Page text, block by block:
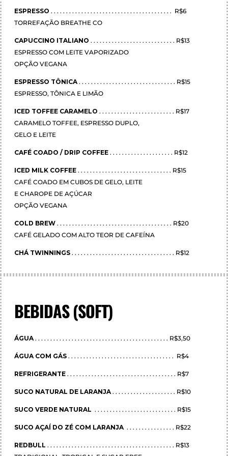
ESPRESSO . . . . . . . . . . . . . . . . . . . . . . . . . . . . . . . . . . . . . . . . R$6
TORREFAÇÃO BREATHE CO
CAPUCCINO ITALIANO . . . . . . . . . . . . . . . . . . . . . . . . . . . . R$13
ESPRESSO COM LEITE VAPORIZADO
OPÇÃO VEGANA
ESPRESSO TÔNICA. . . . . . . . . . . . . . . . . . . . . . . . . . . . . . . . R$15
ESPRESSO, TÔNICA E LIMÃO
ICED TOFFEE CARAMELO . . . . . . . . . . . . . . . . . . . . . . . . . R$17
CARAMELO TOFFEE, ESPRESSO DUPLO,
GELO E LEITE
CAFÉ COADO / DRIP COFFEE . . . . . . . . . . . . . . . . . . . . . R$12
ICED MILK COFFEE . . . . . . . . . . . . . . . . . . . . . . . . . . . . . . . R$15
CAFÉ COADO EM CUBOS DE GELO, LEITE
E CHAROPE DE AÇÚCAR
OPÇÃO VEGANA
COLD BREW . . . . . . . . . . . . . . . . . . . . . . . . . . . . . . . . . . . . . . R$20
CAFÉ GELADO COM ALTO TEOR DE CAFEÍNA
CHÁ TWINNINGS . . . . . . . . . . . . . . . . . . . . . . . . . . . . . . . . . . R$12
BEBIDAS (SOFT)
ÁGUA. . . . . . . . . . . . . . . . . . . . . . . . . . . . . . . . . . . . . . . . . . . . R$3,50
ÁGUA COM GÁS . . . . . . . . . . . . . . . . . . . . . . . . . . . . . . . . . . . R$4
REFRIGERANTE . . . . . . . . . . . . . . . . . . . . . . . . . . . . . . . . . . . . R$7
SUCO NATURAL DE LARANJA. . . . . . . . . . . . . . . . . . . . . R$10
SUCO VERDE NATURAL . . . . . . . . . . . . . . . . . . . . . . . . . . . R$15
SUCO AÇAÍ DO ZÉ COM LARANJA. . . . . . . . . . . . . . . . R$22
REDBULL . . . . . . . . . . . . . . . . . . . . . . . . . . . . . . . . . . . . . . . . . . R$13